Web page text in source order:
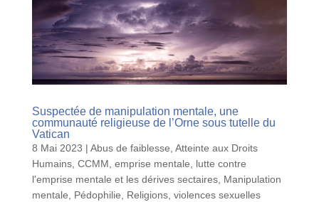
Suspectée de manipulation mentale, une
communauté religieuse de l’Orne sous tutelle du
Vatican
8 Mai 2023 | Abus de faiblesse, Atteinte aux Droits
Humains, CCMM, emprise mentale, lutte contre
l'emprise mentale et les dérives sectaires, Manipulation
mentale, Pédophilie, Religions, violences sexuelles